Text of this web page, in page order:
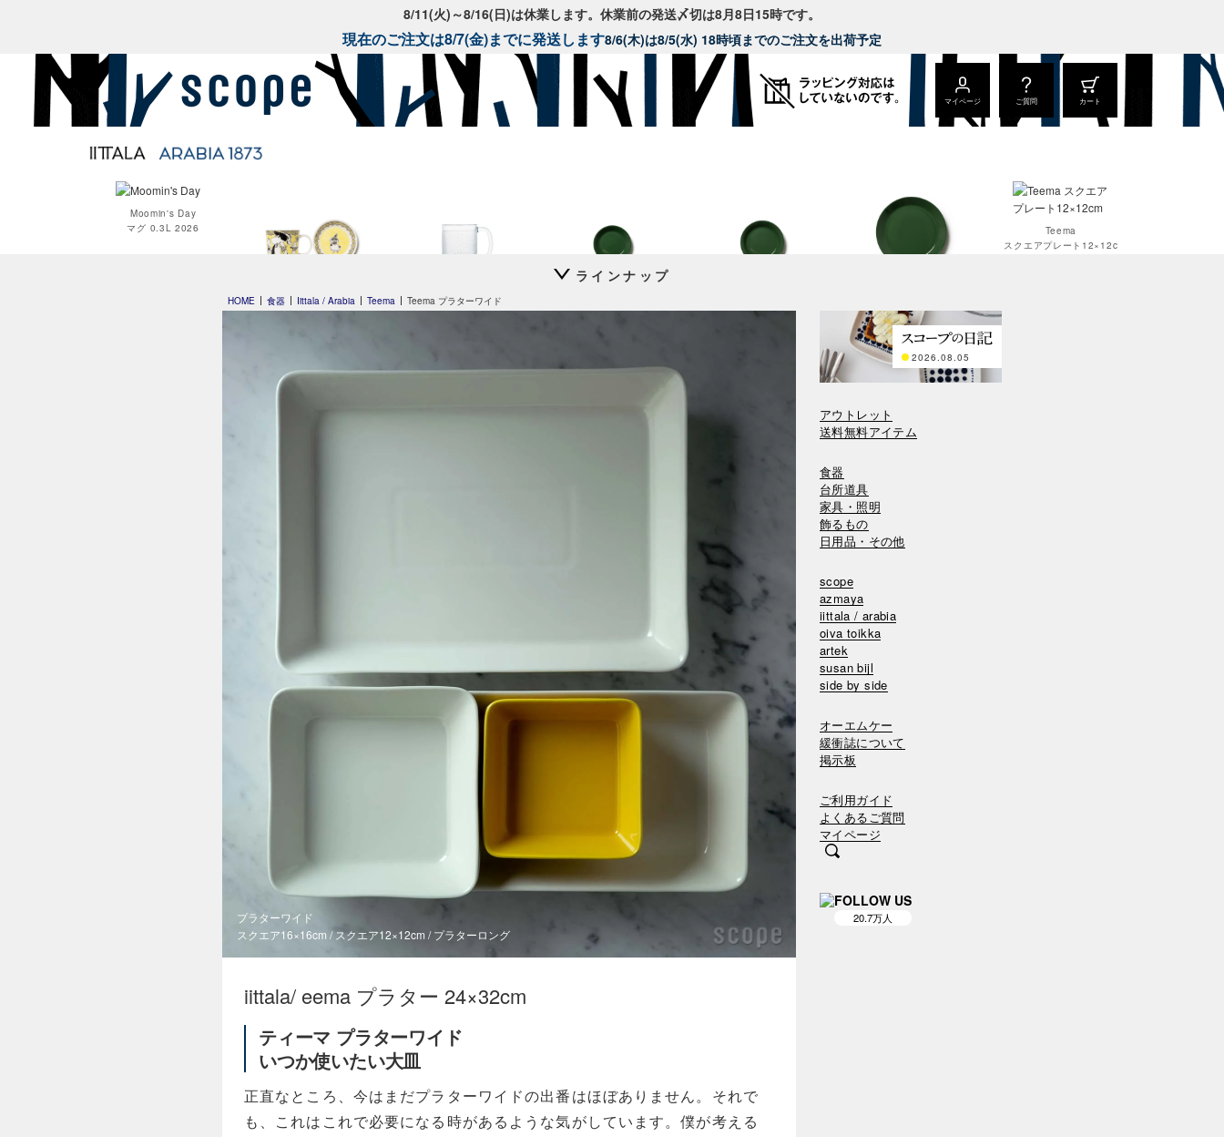
8/11(火)～8/16(日)は休業します。休業前の発送〆切は8月8日15時です。
現在のご注文は8/7(金)までに発送します8/6(木)は8/5(水) 18時頃までのご注文を出荷予定
マイページ ご質問 カート
Moomin's Day
マグ 0.3L 2026
ビアグラス 330ml
Teema
スクエアプレート12×12c
ラインナップ
HOME 食器 Iittala / Arabia Teema Teema プラターワイド
プラターワイド
スクエア16×16cm / スクエア12×12cm / プラターロング
iittala/ eema プラター 24×32cm
ティーマ プラターワイド
いつか使いたい大皿
正直なところ、今はまだプラターワイドの出番はほぼありません。それで
も、これはこれで必要になる時があるような気がしています。僕が考える
2026.08.05
アウトレット
送料無料アイテム
食器
台所道具
家具・照明
飾るもの
日用品・その他
scope
azmaya
iittala / arabia
oiva toikka
artek
susan bijl
side by side
オーエムケー
緩衝誌について
掲示板
ご利用ガイド
よくあるご質問
マイページ
FOLLOW US